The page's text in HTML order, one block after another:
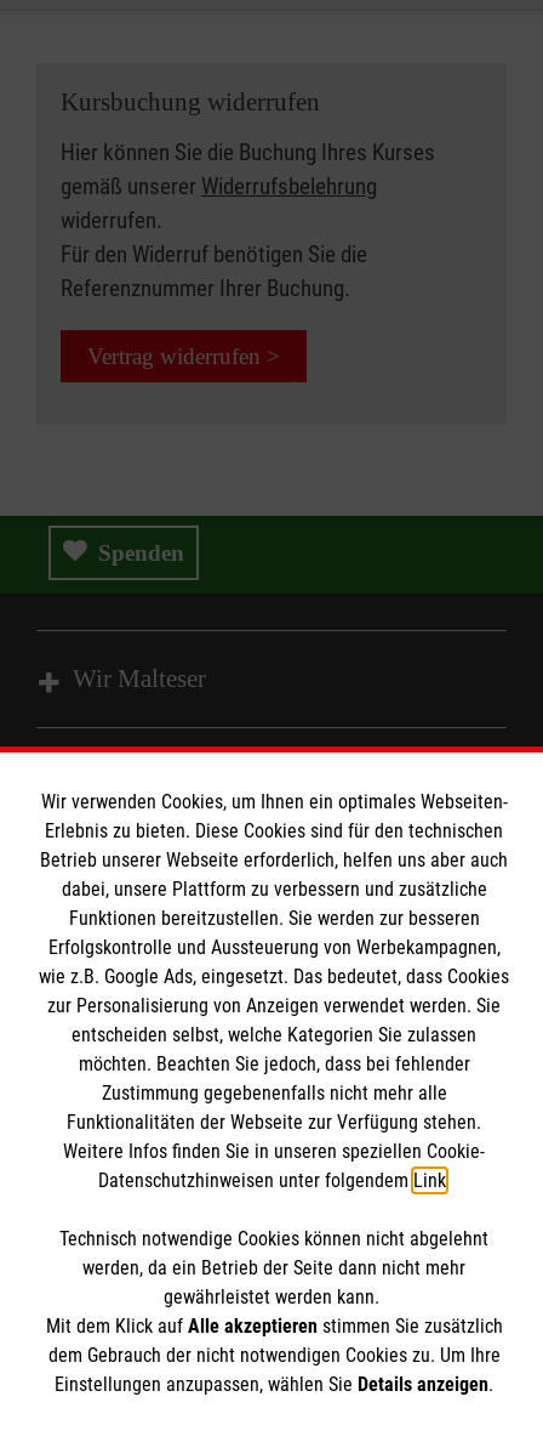
Kursbuchung widerrufen
Hier können Sie die Buchung Ihres Kurses
gemäß unserer Widerrufsbelehrung
widerrufen.
Für den Widerruf benötigen Sie die
Referenznummer Ihrer Buchung.
Vertrag widerrufen >
Spenden
Wir Malteser
Angebote und Leistungen
Unsere Kurse
Mitwirken
Ansprechpartner
Standorte
Informationen
Kontakt
Impressum
Datenschutz
Barrierefreiheit
Medizinproduktesicherheit
Netiquette
Malteser online
Malteser bundesweit
Malteser im Bistum Mainz
Malteserorden
Malteser Jugend
Malteser International
Spendenkonto
Empfänger: Malteser Hilfsdienst e.V.
IBAN: DE53 3706 0193 4004 3550 11
BIC: GENODED1PAX
Der Malteser Hilfsdienst e.V. ist als eingetragene
gemeinnützige Organisation von der Körperschaft- und
Gewerbesteuer befreit.
Wir verwenden Cookies, um Ihnen ein optimales Webseiten-
Erlebnis zu bieten. Diese Cookies sind für den technischen
Betrieb unserer Webseite erforderlich, helfen uns aber auch
dabei, unsere Plattform zu verbessern und zusätzliche
Funktionen bereitzustellen. Sie werden zur besseren
Erfolgskontrolle und Aussteuerung von Werbekampagnen,
wie z.B. Google Ads, eingesetzt. Das bedeutet, dass Cookies
zur Personalisierung von Anzeigen verwendet werden. Sie
entscheiden selbst, welche Kategorien Sie zulassen
möchten. Beachten Sie jedoch, dass bei fehlender
Zustimmung gegebenenfalls nicht mehr alle
Funktionalitäten der Webseite zur Verfügung stehen.
Weitere Infos finden Sie in unseren speziellen Cookie-
Datenschutzhinweisen unter folgendem Link.
Technisch notwendige Cookies können nicht abgelehnt
werden, da ein Betrieb der Seite dann nicht mehr
gewährleistet werden kann.
Mit dem Klick auf Alle akzeptierenstimmen Sie zusätzlich
dem Gebrauch der nicht notwendigen Cookies zu. Um Ihre
Einstellungen anzupassen, wählen Sie Details anzeigen.